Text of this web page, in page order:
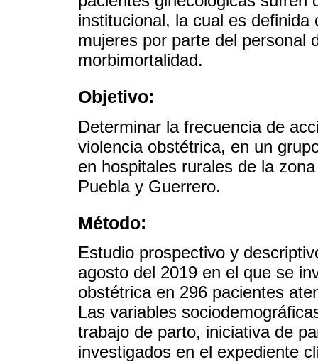
institucional, la cual es
mujeres por parte del personal
morbimortalidad.
Objetivo:
Determinar la frecuencia de
violencia obstétrica, en un
en hospitales rurales de la
Puebla y Guerrero.
Método:
Estudio prospectivo y
agosto del 2019 en el que se
obstétrica en 296 pacientes
Las variables
trabajo de parto, iniciativa de
investigados en el expediente